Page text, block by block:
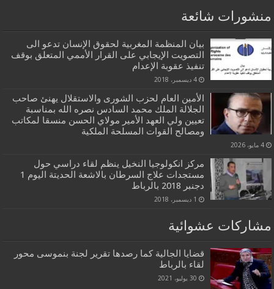
منشورات شائعة
بيان المنظمة المغربية لحقوق الإنسان تدعو الى
التصويت الإيجابي على القرار الأممي المتعلق بوقف
تنفيذ عقوبة الإعدام
4 ديسمبر، 2018
الأمين العام لحزب الشورى والاستقلال يهنئ صاحب
الجلالة الملك محمد السادس نصره الله بمناسبة
تعيين ولي العهد الأمير مولاي الحسن منسقا لمكاتب
ومصالح القوات المسلحة الملكية
4 مايو، 2026
مركز انكولوجيا النخيل ينظم لقاء دراسي حول
مستجدات علاج السرطان بالاشعة الحديتة اليوم 1
دجنبر 2018 بالرباط
1 ديسمبر، 2018
مشاركات عشوائية
قضايا الجالية كما رصدها تقرير لجنة بنموسى محور
لقاء بالرباط
30 يوليو، 2021